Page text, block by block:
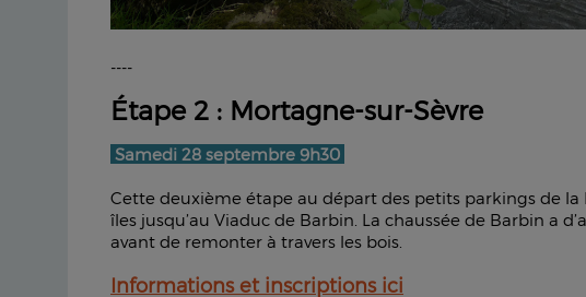
----
Étape 2 : Mortagne-sur-Sèvre
Samedi 28 septembre 9h30
Cette deuxième étape au départ des petits parkings de
îles jusqu’au Viaduc de Barbin. La chaussée de Barbin a
avant de remonter à travers les bois.
Informations et inscriptions ici